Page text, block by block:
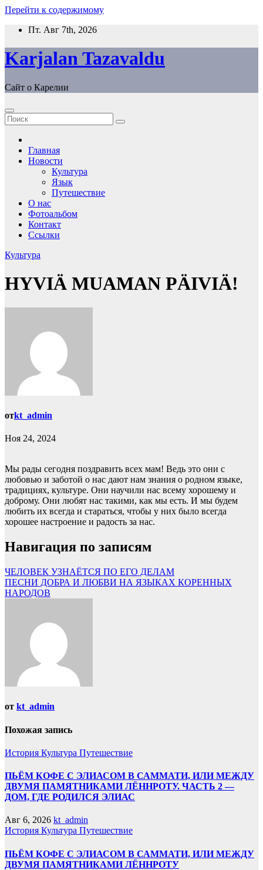
Перейти к содержимому
Пт. Авг 7th, 2026
Karjalan Tazavaldu
Сайт о Карелии
Главная
Новости
Культура
Язык
Путешествие
О нас
Фотоальбом
Контакт
Ссылки
Культура
HYVIÄ MUAMAN PÄIVIÄ!
отkt_admin
Ноя 24, 2024
Мы рады сегодня поздравить всех мам! Ведь это они с
любовью и заботой о нас дают нам знания о родном языке,
традициях, культуре. Они научили нас всему хорошему и
доброму. Они любят нас такими, как мы есть. И мы будем
любить их всегда и стараться, чтобы у них было всегда
хорошее настроение и радость за нас.
Навигация по записям
ЧЕЛОВЕК УЗНАЁТСЯ ПО ЕГО ДЕЛАМ
ПЕСНИ ДОБРА И ЛЮБВИ НА ЯЗЫКАХ КОРЕННЫХ
НАРОДОВ
от kt_admin
Похожая запись
История Культура Путешествие
ПЬЁМ КОФЕ С ЭЛИАСОМ В САММАТИ, ИЛИ МЕЖДУ
ДВУМЯ ПАМЯТНИКАМИ ЛЁННРОТУ. ЧАСТЬ 2 —
ДОМ, ГДЕ РОДИЛСЯ ЭЛИАС
Авг 6, 2026 kt_admin
История Культура Путешествие
ПЬЁМ КОФЕ С ЭЛИАСОМ В САММАТИ, ИЛИ МЕЖДУ
ДВУМЯ ПАМЯТНИКАМИ ЛЁННРОТУ